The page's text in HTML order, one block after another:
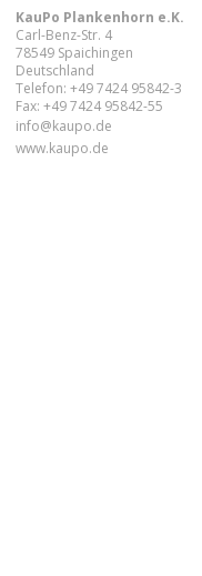
KauPo Plankenhorn e.K.
Carl-Benz-Str. 4
78549 Spaichingen
Deutschland
Telefon: +49 7424 95842-3
Fax: +49 7424 95842-55
info@kaupo.de
www.kaupo.de